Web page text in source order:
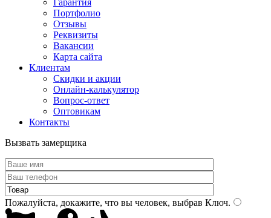
Гарантия
Портфолио
Отзывы
Реквизиты
Вакансии
Карта сайта
Клиентам
Скидки и акции
Онлайн-калькулятор
Вопрос-ответ
Оптовикам
Контакты
Вызвать замерщика
Пожалуйста, докажите, что вы человек, выбрав Ключ.